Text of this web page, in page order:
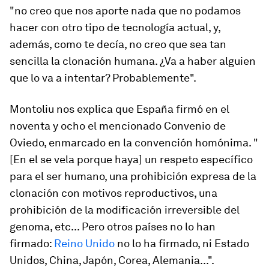
"no creo que nos aporte nada que no podamos
hacer con otro tipo de tecnología actual, y,
además, como te decía, no creo que sea tan
sencilla la clonación humana. ¿Va a haber alguien
que lo va a intentar? Probablemente".
Montoliu nos explica que España firmó en el
noventa y ocho el mencionado Convenio de
Oviedo, enmarcado en la convención homónima. "
[En el se vela porque haya] un respeto específico
para el ser humano, una prohibición expresa de la
clonación con motivos reproductivos, una
prohibición de la modificación irreversible del
genoma, etc... Pero otros países no lo han
firmado: Reino Unido no lo ha firmado, ni Estado
Unidos, China, Japón, Corea, Alemania...".